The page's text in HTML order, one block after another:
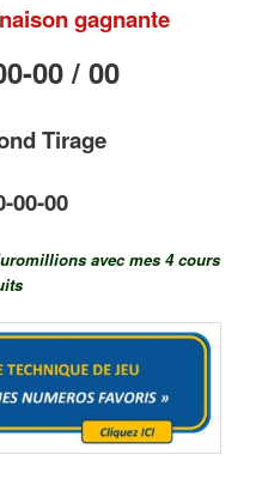
gagnante
00 / 00
Tirage
00-00
avec mes 4 cours